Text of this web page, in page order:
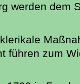
werden dem
führen zum